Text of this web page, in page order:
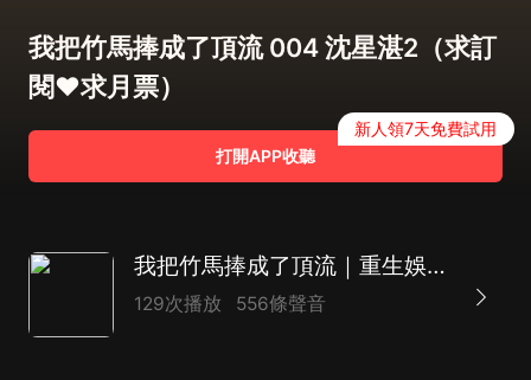
我把竹馬捧成了頂流 004 沈星湛2（求訂
閱❤️求月票）
打開APP收聽
新人領7天免費試用
我把竹馬捧成了頂流｜重生娛樂圈｜偽骨科
129次播放 556條聲音